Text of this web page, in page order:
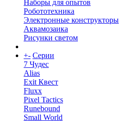
Наборы для опытов
Робототехника
Электронные конструкторы
Аквамозаика
Рисунки светом
+- Серии
7 Чудес
Alias
Exit Квест
Fluxx
Pixel Tactics
Runebound
Small World